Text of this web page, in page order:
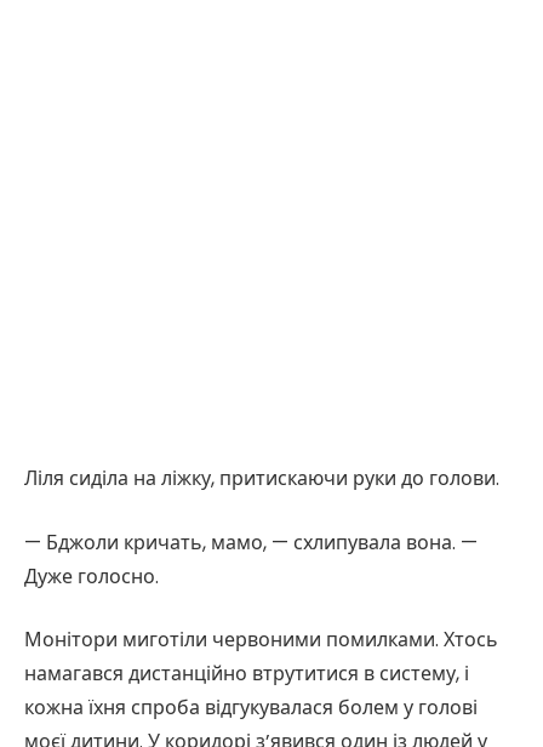
Ліля сиділа на ліжку, притискаючи руки до голови.
— Бджоли кричать, мамо, — схлипувала вона. —
Дуже голосно.
Монітори миготіли червоними помилками. Хтось
намагався дистанційно втрутитися в систему, і
кожна їхня спроба відгукувалася болем у голові